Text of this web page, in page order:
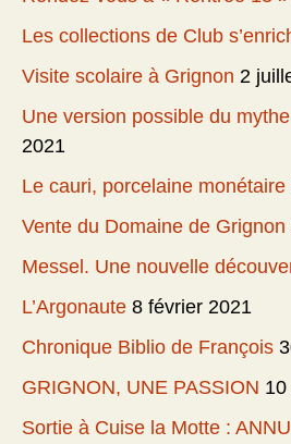
Les collections de Club
Visite scolaire à Grignon 2
Une version possible du
2021
Le cauri, porcelaine monétaire
Vente du Domaine de Grignon
Messel. Une nouvelle
L’Argonaute 8 février 2021
Chronique Biblio de François
GRIGNON, UNE PASSION
Sortie à Cuise la Motte :